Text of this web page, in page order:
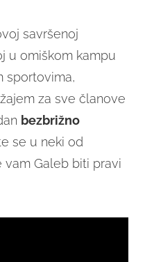
savršenoj
u omiškom kampu
sportovima,
za sve članove
bezbrižno
se u neki od
vam Galeb biti pravi